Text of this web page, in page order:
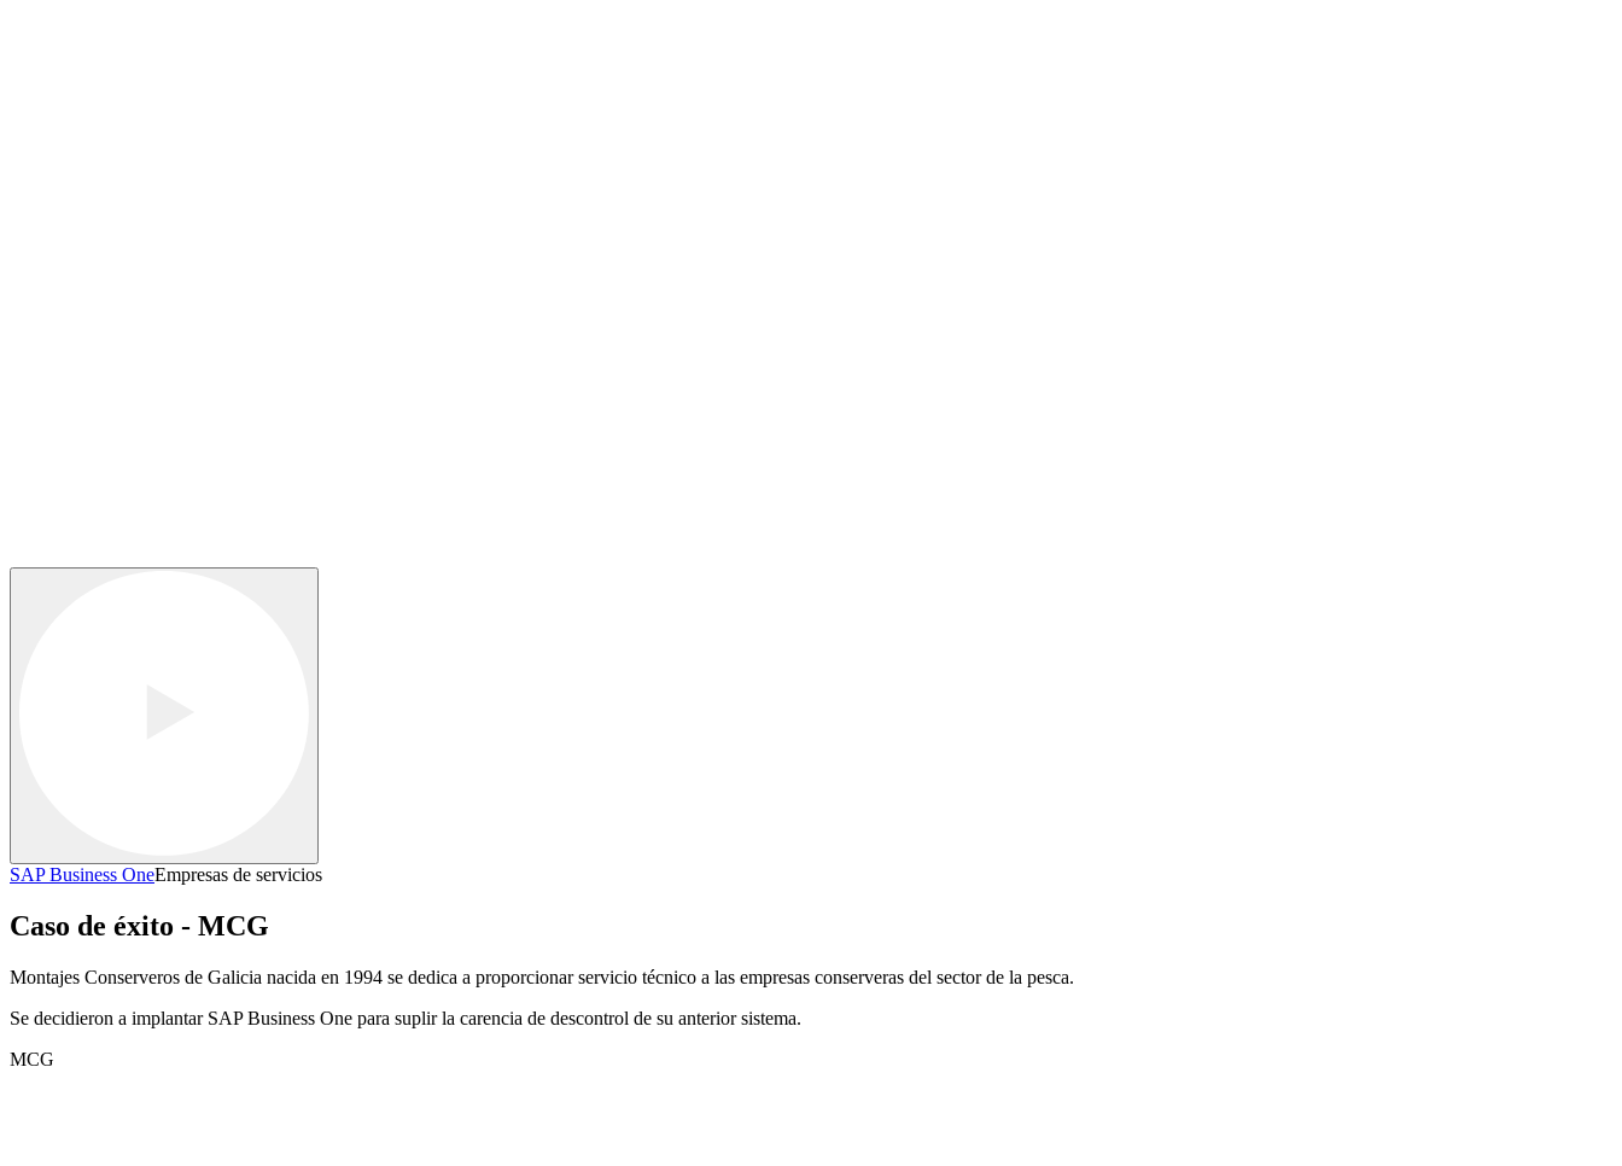
SAP Business OneEmpresas de servicios
Caso de éxito - MCG
Montajes Conserveros de Galicia nacida en 1994 se dedica a proporcionar servicio técnico a las empresas conserveras del sector de la pesca.
Se decidieron a implantar SAP Business One para suplir la carencia de descontrol de su anterior sistema.
MCG